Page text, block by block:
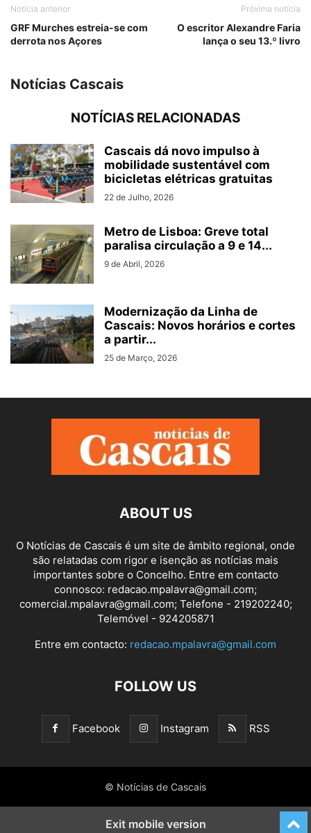
Notícia anterior
GRF Murches estreia-se com
derrota nos Açores
Próxima notícia
O escritor Alexandre Faria
lança o seu 13.º livro
Notícias Cascais
NOTÍCIAS RELACIONADAS
Cascais dá novo impulso à
mobilidade sustentável com
bicicletas elétricas gratuitas
22 de Julho, 2026
Metro de Lisboa: Greve total
paralisa circulação a 9 e 14...
9 de Abril, 2026
Modernização da Linha de
Cascais: Novos horários e cortes
a partir...
25 de Março, 2026
ABOUT US
O Notícias de Cascais é um site de âmbito regional, onde
são relatadas com rigor e isenção as notícias mais
importantes sobre o Concelho. Entre em contacto
connosco: redacao.mpalavra@gmail.com;
comercial.mpalavra@gmail.com; Telefone - 219202240;
Telemóvel - 924205871
Entre em contacto: redacao.mpalavra@gmail.com
FOLLOW US
Facebook Instagram RSS
© Notícias de Cascais
Exit mobile version